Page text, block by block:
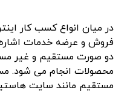
در میان انواع کسب کار
فروش و عرضه خدمات اشاره
دو صورت مستقیم و غیر
محصولات انجام می شود.
مستقیم مانند سایت